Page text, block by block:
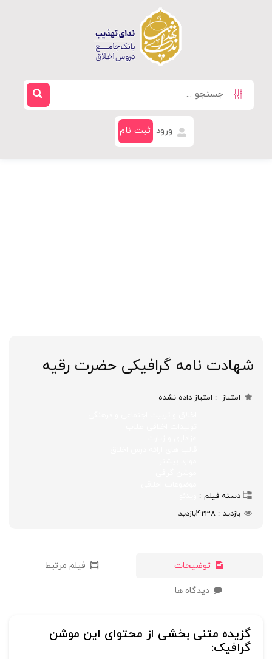
ورود ثبت نام
شهادت نامه گرافیکی حضرت رقیه
امتیاز امتیاز داده نشده
دسته فیلم
بازدید
4238بازدید
توضیحات فیلم مرتبط
دیدگاه ها
گزیده متنی بخشی از محتوای این موشن
گرافیک: